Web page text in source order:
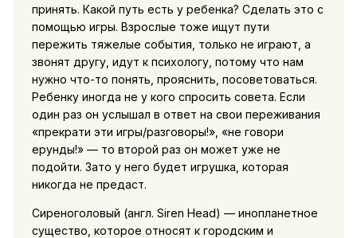
принять. Какой путь есть у ребенка? Сделать это с
помощью игры. Взрослые тоже ищут пути
пережить тяжелые события, только не играют, а
звонят другу, идут к психологу, потому что нам
нужно что-то понять, прояснить, посоветоваться.
Ребенку иногда не у кого спросить совета. Если
один раз он услышал в ответ на свои переживания
«прекрати эти игры/разговоры!», «не говори
ерунды!» — то второй раз он может уже не
подойти. Зато у него будет игрушка, которая
никогда не предаст.
Сиреноголовый (англ. Siren Head) — инопланетное
существо, которое относят к городским и